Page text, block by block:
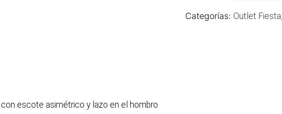
Categorías: Outlet Fiesta
escote asimétrico y lazo en el hombro